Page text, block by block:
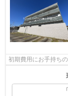
初期費用にお手持ち